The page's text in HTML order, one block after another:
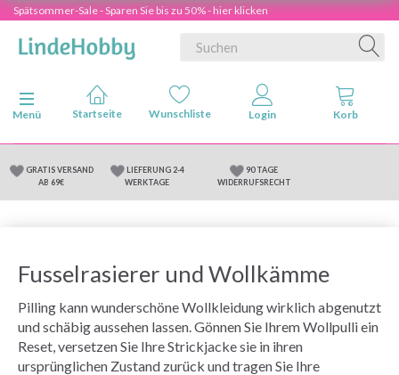
Spätsommer-Sale - Sparen Sie bis zu 50% - hier klicken
Anzeige ändern
Menü
GRATIS VERSAND
AB 69€
LIEFERUNG 2-4
WERKTAGE
90 TAGE
WIDERRUFSRECHT
Fusselrasierer und Wollkämme
Pilling kann wunderschöne Wollkleidung wirklich abgenutzt
und schäbig aussehen lassen. Gönnen Sie Ihrem Wollpulli ein
Reset, versetzen Sie Ihre Strickjacke sie in ihren
ursprünglichen Zustand zurück und tragen Sie Ihre